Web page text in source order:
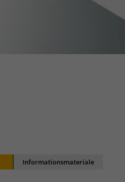
Informationsmateriale